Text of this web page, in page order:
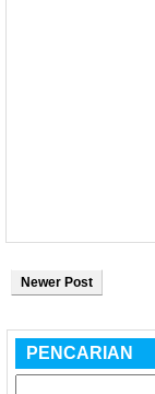
Newer Post
PENCARIAN